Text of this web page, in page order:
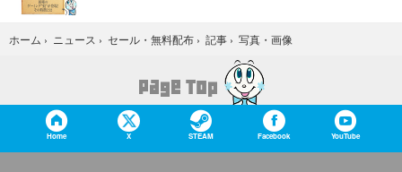
ホーム › ニュース › セール・無料配布 › 記事 › 写真・画像
Home X STEAM Facebook YouTube